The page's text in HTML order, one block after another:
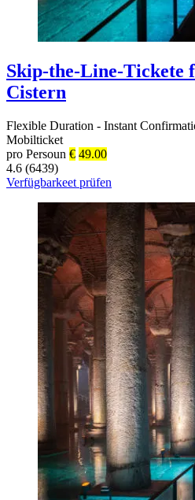
Skip-the-Line-Tickete
Cistern
Flexible Duration - Instant
Mobilticket
pro Persoun € 49.00
4.6 (6439)
Verfügbarkeet prüfen